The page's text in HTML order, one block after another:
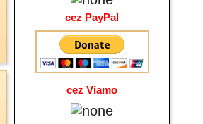
cez PayPal
cez Viamo